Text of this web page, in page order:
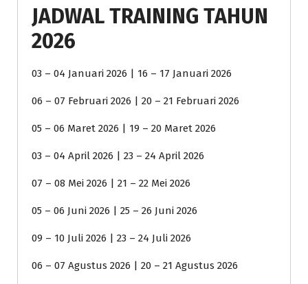
JADWAL TRAINING TAHUN
2026
03 – 04 Januari 2026 | 16 – 17 Januari 2026
06 – 07 Februari 2026 | 20 – 21 Februari 2026
05 – 06 Maret 2026 | 19 – 20 Maret 2026
03 – 04 April 2026 | 23 – 24 April 2026
07 – 08 Mei 2026 | 21 – 22 Mei 2026
05 – 06 Juni 2026 | 25 – 26 Juni 2026
09 – 10 Juli 2026 | 23 – 24 Juli 2026
06 – 07 Agustus 2026 | 20 – 21 Agustus 2026